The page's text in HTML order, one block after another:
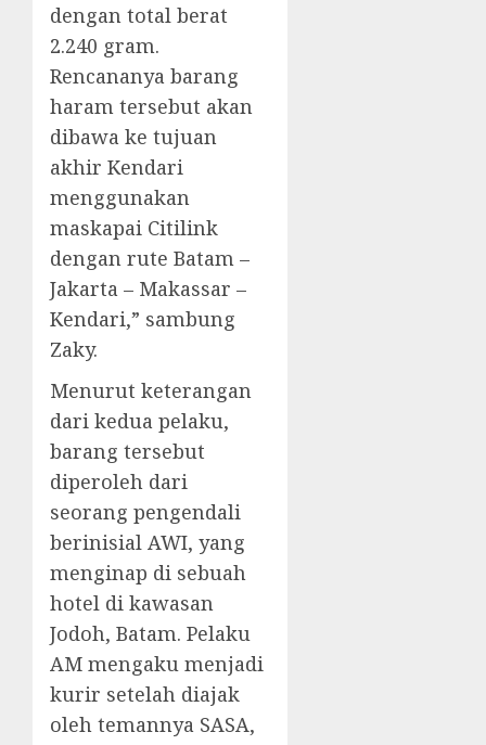
dengan total berat
2.240 gram.
Rencananya barang
haram tersebut akan
dibawa ke tujuan
akhir Kendari
menggunakan
maskapai Citilink
dengan rute Batam –
Jakarta – Makassar –
Kendari,” sambung
Zaky.
Menurut keterangan
dari kedua pelaku,
barang tersebut
diperoleh dari
seorang pengendali
berinisial AWI, yang
menginap di sebuah
hotel di kawasan
Jodoh, Batam. Pelaku
AM mengaku menjadi
kurir setelah diajak
oleh temannya SASA,